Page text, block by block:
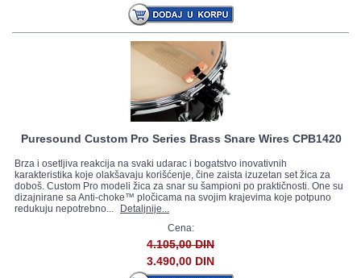
Puresound Custom Pro Series Brass Snare Wires CPB1420
Brza i osetljiva reakcija na svaki udarac i bogatstvo inovativnih
karakteristika koje olakšavaju korišćenje, čine zaista izuzetan set žica za
doboš. Custom Pro modeli žica za snar su šampioni po praktičnosti. One su
dizajnirane sa Anti-choke™ pločicama na svojim krajevima koje potpuno
redukuju nepotrebno...
Detaljnije...
Cena:
4.105,00 DIN
3.490,00 DIN